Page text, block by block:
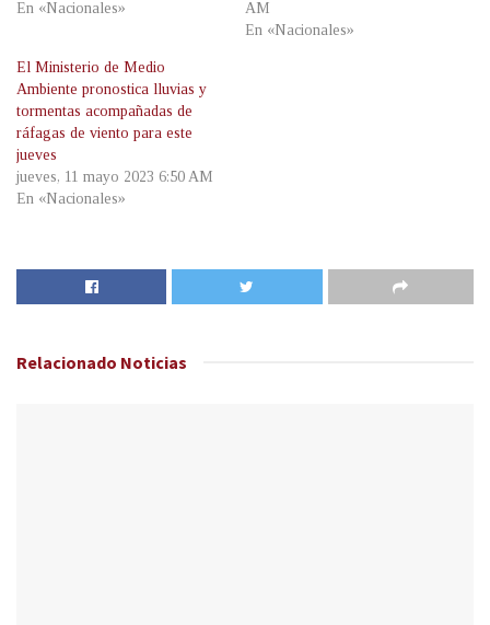
En «Nacionales»
AM
En «Nacionales»
El Ministerio de Medio
Ambiente pronostica lluvias y
tormentas acompañadas de
ráfagas de viento para este
jueves
jueves, 11 mayo 2023 6:50 AM
En «Nacionales»
Relacionado Noticias